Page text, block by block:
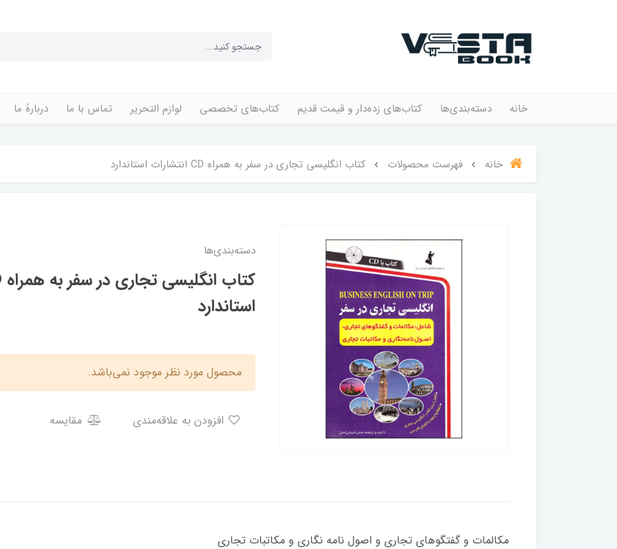
خانه دسته‌بندی‌ها کتاب‌های زده‌دار و قیمت قدیم کتاب‌های تخصصی لوازم التحریر تماس با ما دربارۀ ما
خانه فهرست محصولات کتاب انگلیسی تجاری در سفر به همراه CD انتشارات استاندارد
دسته‌بندی‌ها
استاندارد
محصول مورد نظر موجود نمی‌باشد.
مقایسه
مکالمات و گفتگوهای تجاری و اصول نامه نگاری و مکاتبات تجاری